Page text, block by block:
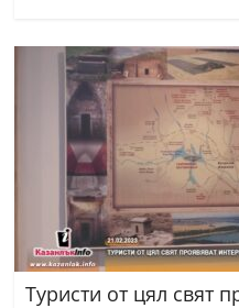
Туристи от цял свят